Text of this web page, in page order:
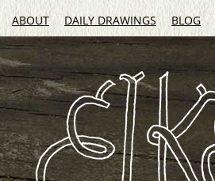
ABOUT DAILY DRAWINGS BLOG